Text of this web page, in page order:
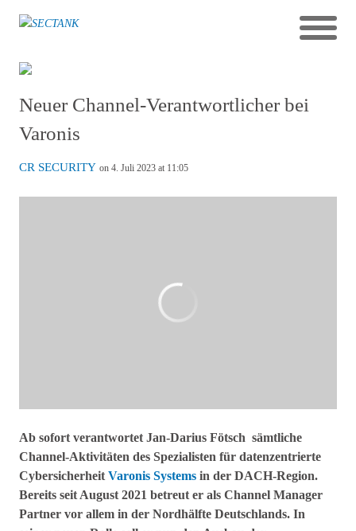
Neuer Channel-Verantwortlicher bei
Varonis
CR SECURITY on 4. Juli 2023 at 11:05
Ab sofort verantwortet Jan-Darius Fötsch sämtliche
Channel-Aktivitäten des Spezialisten für datenzentrierte
Cybersicherheit Varonis Systems in der DACH-Region.
Bereits seit August 2021 betreut er als Channel Manager
Partner vor allem in der Nordhälfte Deutschlands. In